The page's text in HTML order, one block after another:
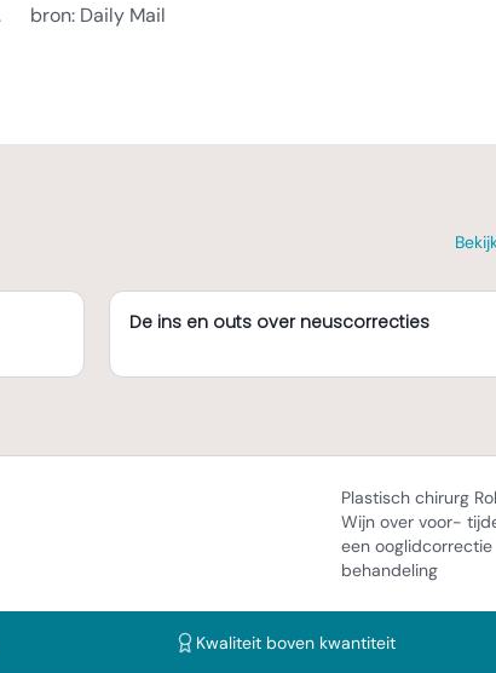
bron: Daily Mail
De ins en outs over neuscorrecties
Plastisch chirurg
Wijn over voor-
een ooglidcorrectie
behandeling
Kwaliteit boven kwantiteit